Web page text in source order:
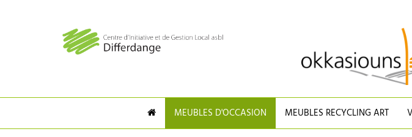
MEUBLES D'OCCASION MEUBLES RECYCLING ART